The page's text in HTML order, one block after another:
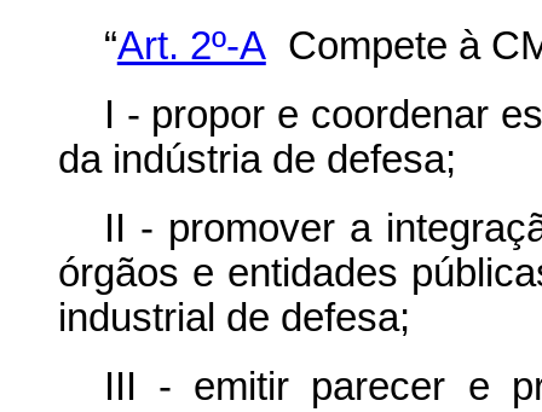
“Art. 2º-ACompete à
I - propor e coordenar
da indústria de defesa;
II - promover a
órgãos e entidades
industrial de defesa;
III - emitir parecer e